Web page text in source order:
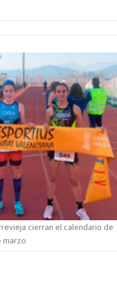
cierran el calendario de
marzo